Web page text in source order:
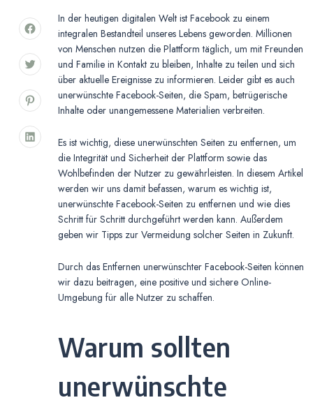
In der heutigen digitalen Welt ist Facebook zu einem
integralen Bestandteil unseres Lebens geworden. Millionen
von Menschen nutzen die Plattform täglich, um mit Freunden
und Familie in Kontakt zu bleiben, Inhalte zu teilen und sich
über aktuelle Ereignisse zu informieren. Leider gibt es auch
unerwünschte Facebook-Seiten, die Spam, betrügerische
Inhalte oder unangemessene Materialien verbreiten.
Es ist wichtig, diese unerwünschten Seiten zu entfernen, um
die Integrität und Sicherheit der Plattform sowie das
Wohlbefinden der Nutzer zu gewährleisten. In diesem Artikel
werden wir uns damit befassen, warum es wichtig ist,
unerwünschte Facebook-Seiten zu entfernen und wie dies
Schritt für Schritt durchgeführt werden kann. Außerdem
geben wir Tipps zur Vermeidung solcher Seiten in Zukunft.
Durch das Entfernen unerwünschter Facebook-Seiten können
wir dazu beitragen, eine positive und sichere Online-
Umgebung für alle Nutzer zu schaffen.
Warum sollten
unerwünschte